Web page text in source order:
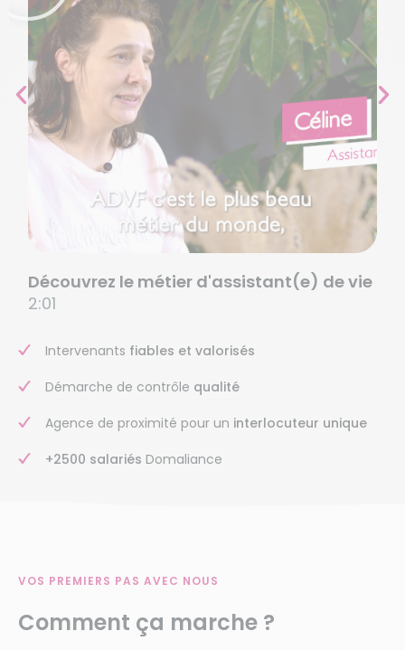
Découvrez le métier d'assistant(e) de vie
2:01
Intervenants fiables et valorisés
Démarche de contrôle qualité
Agence de proximité pour un interlocuteur unique
+2500 salariés Domaliance
VOS PREMIERS PAS AVEC NOUS
Comment ça marche ?